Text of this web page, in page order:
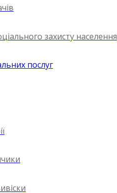
захисту населення
послуг